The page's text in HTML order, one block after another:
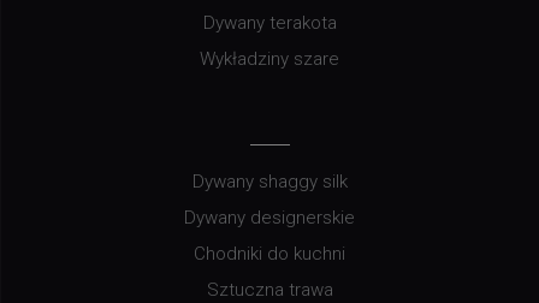
Dywany terakota
Wykładziny szare
Dywany shaggy silk
Dywany designerskie
Chodniki do kuchni
Sztuczna trawa